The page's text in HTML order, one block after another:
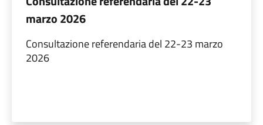
marzo 2026
Consultazione referendaria del 22-23 marzo
2026